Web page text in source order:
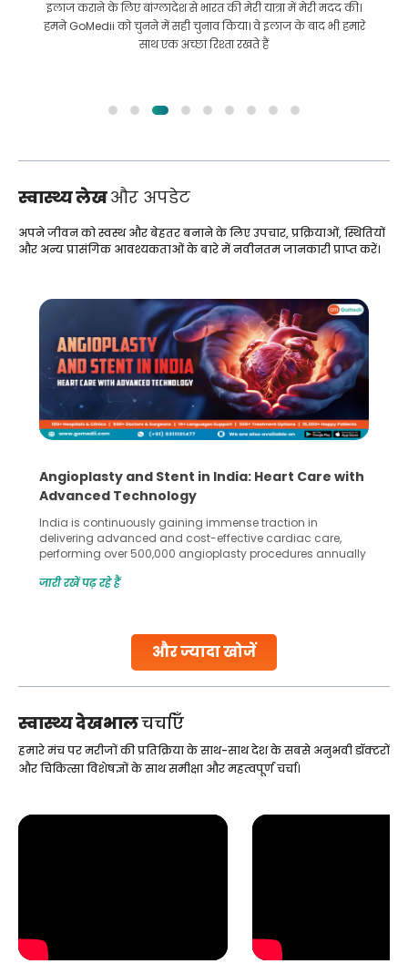
इलाज कराने के लिए बांग्लादेश से भारत की मेरी यात्रा में मेरी मदद की।
हमने GoMedii को चुनने में सही चुनाव किया। वे इलाज के बाद भी हमारे
साथ एक अच्छा रिश्ता रखते हैं
स्वास्थ्य लेखऔर अपडेट
और ज्यादा खोजें
अपने जीवन को स्वस्थ और बेहतर बनाने के लिए उपचार, प्रक्रियाओं, स्थितियों
और अन्य प्रासंगिक आवश्यकताओं के बारे में नवीनतम जानकारी प्राप्त करें।
Angioplasty and Stent in India: Heart Care with
Advanced Technology
India is continuously gaining immense traction in
delivering advanced and cost-effective cardiac care,
performing over 500,000 angioplasty procedures annually
globe are searching for treatments like angioplasty and
Studies, such as one published
जारी रखें पढ़ रहे हैं
स्वास्थ्य देखभालचर्चाएँ
हमारे मंच पर मरीजों की प्रतिक्रिया के साथ-साथ देश के सबसे अनुभवी डॉक्टरों
और चिकित्सा विशेषज्ञों के साथ समीक्षा और महत्वपूर्ण चर्चा।